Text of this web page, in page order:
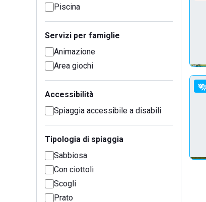
Piscina
Servizi per famiglie
Animazione
Area giochi
Accessibilità
Spiaggia accessibile a disabili
Tipologia di spiaggia
Sabbiosa
Con ciottoli
Scogli
Prato